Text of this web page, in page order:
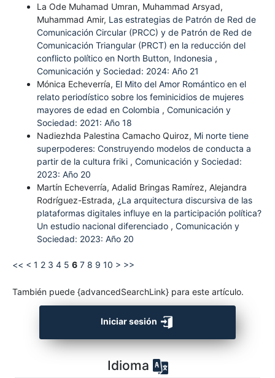
La Ode Muhamad Umran, Muhammad Arsyad,
Muhammad Amir, Las estrategias de Patrón de Red de
Comunicación Circular (PRCC) y de Patrón de Red de
Comunicación Triangular (PRCT) en la reducción del
conflicto político en North Button, Indonesia ,
Comunicación y Sociedad: 2024: Año 21
Mónica Echeverría, El Mito del Amor Romántico en el
relato periodístico sobre los feminicidios de mujeres
mayores de edad en Colombia , Comunicación y
Sociedad: 2021: Año 18
Nadiezhda Palestina Camacho Quiroz, Mi norte tiene
superpoderes: Construyendo modelos de conducta a
partir de la cultura friki , Comunicación y Sociedad:
2023: Año 20
Martín Echeverría, Adalid Bringas Ramírez, Alejandra
Rodríguez-Estrada, ¿La arquitectura discursiva de las
plataformas digitales influye en la participación política?
Un estudio nacional diferenciado , Comunicación y
Sociedad: 2023: Año 20
<< < 1 2 3 4 5 6 7 8 9 10 > >>
También puede {advancedSearchLink} para este artículo.
Iniciar sesión
Idioma